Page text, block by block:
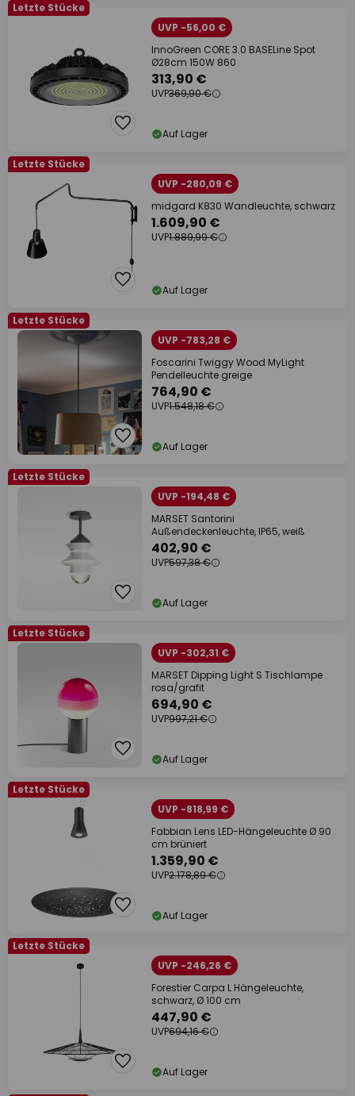
Letzte Stücke
UVP -56,00 €
InnoGreen CORE 3.0 BASELine Spot
Ø28cm 150W 860
313,90 €
UVP369,90 €
Auf Lager
Letzte Stücke
UVP -280,09 €
midgard K830 Wandleuchte, schwarz
1.609,90 €
UVP1.889,99 €
Auf Lager
Letzte Stücke
UVP -783,28 €
Foscarini Twiggy Wood MyLight
Pendelleuchte greige
764,90 €
UVP1.548,18 €
Auf Lager
Letzte Stücke
UVP -194,48 €
MARSET Santorini
Außendeckenleuchte, IP65, weiß
402,90 €
UVP597,38 €
Auf Lager
Letzte Stücke
UVP -302,31 €
MARSET Dipping Light S Tischlampe
rosa/grafit
694,90 €
UVP997,21 €
Auf Lager
Letzte Stücke
UVP -818,99 €
Fabbian Lens LED-Hängeleuchte Ø 90
cm brüniert
1.359,90 €
UVP2.178,89 €
Auf Lager
Letzte Stücke
UVP -246,26 €
Forestier Carpa L Hängeleuchte,
schwarz, Ø 100 cm
447,90 €
UVP694,16 €
Auf Lager